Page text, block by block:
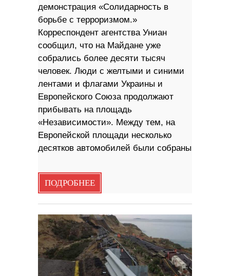
демонстрация «Солидарность в
борьбе с терроризмом.»
Корреспондент агентства Униан
сообщил, что на Майдане уже
собрались более десяти тысяч
человек. Люди с желтыми и синими
лентами и флагами Украины и
Европейского Союза продолжают
прибывать на площадь
«Независимости». Между тем, на
Европейской площади несколько
десятков автомобилей были собраны
ПОДРОБНЕЕ